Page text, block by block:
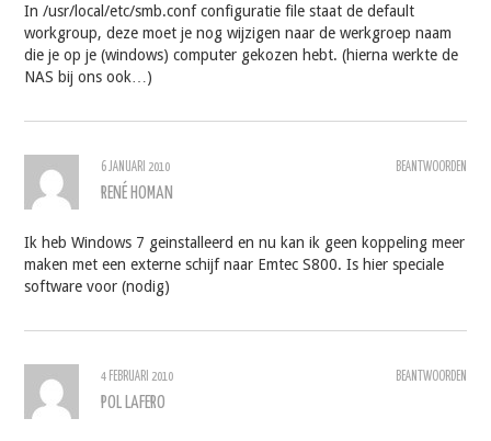
In /usr/local/etc/smb.conf configuratie file staat de default
workgroup, deze moet je nog wijzigen naar de werkgroep naam
die je op je (windows) computer gekozen hebt. (hierna werkte de
NAS bij ons ook…)
BEANTWOORDEN
6 JANUARI 2010
RENÉ HOMAN
Ik heb Windows 7 geinstalleerd en nu kan ik geen koppeling meer
maken met een externe schijf naar Emtec S800. Is hier speciale
software voor (nodig)
BEANTWOORDEN
4 FEBRUARI 2010
POL LAFERO